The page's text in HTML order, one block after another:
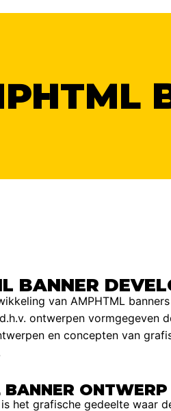
BANNER
van AMPHTML
ontwerpen vormgegeven
en concepten van
ONTWERP
het grafische gedeelte waar